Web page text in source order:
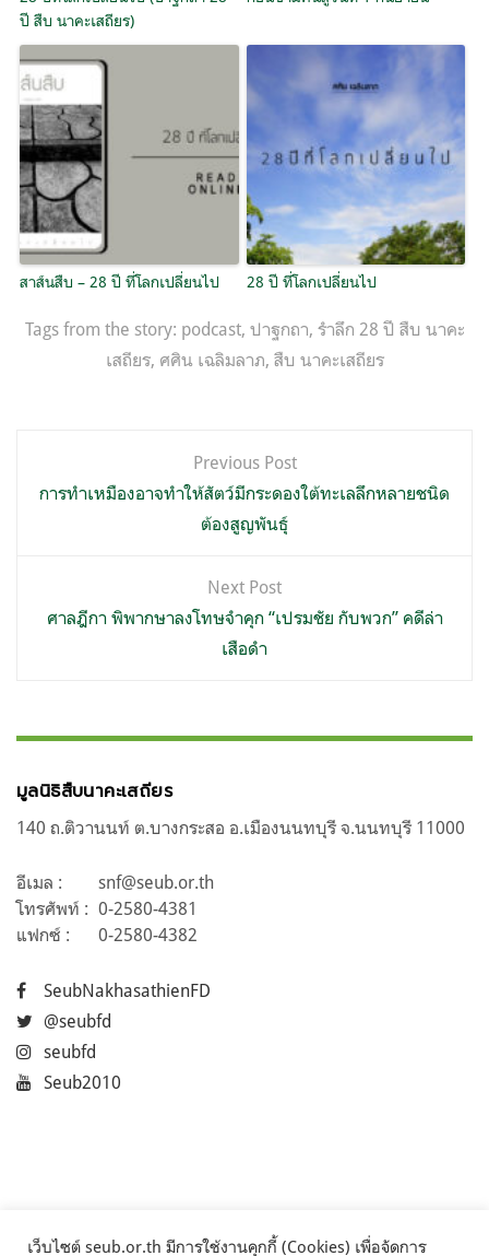
ปี สืบ นาคะเสถียร)
สาส์นสืบ – 28 ปี ที่โลกเปลี่ยนไป 28 ปี ที่โลกเปลี่ยนไป
Tags from the story: podcast, ปาฐกถา, รำลึก 28 ปี สืบ นาคะ
เสถียร, ศศิน เฉลิมลาภ, สืบ นาคะเสถียร
เรื่อง
Previous Post
การทำเหมืองอาจทำให้สัตว์มีกระดองใต้ทะเลลึกหลายชนิด
ต้องสูญพันธุ์
Next Post
ศาลฎีกา พิพากษาลงโทษจำคุก “เปรมชัย กับพวก” คดีล่า
เสือดำ
มูลนิธิสืบนาคะเสถียร
140 ถ.ติวานนท์ ต.บางกระสอ อ.เมืองนนทบุรี จ.นนทบุรี 11000
อีเมล :
snf@seub.or.th
โทรศัพท์ : 0-2580-4381
แฟกซ์ :
0-2580-4382
SeubNakhasathienFD
@seubfd
seubfd
Seub2010
เว็บไซต์ seub.or.th มีการใช้งานคุกกี้ (Cookies) เพื่อจัดการ